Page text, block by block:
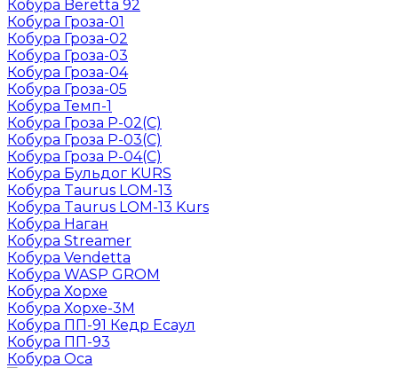
Кобура Beretta 92
Кобура Гроза-01
Кобура Гроза-02
Кобура Гроза-03
Кобура Гроза-04
Кобура Гроза-05
Кобура Темп-1
Кобура Гроза Р-02(С)
Кобура Гроза Р-03(С)
Кобура Гроза Р-04(С)
Кобура Бульдог KURS
Кобура Taurus LOM-13
Кобура Taurus LOM-13 Kurs
Кобура Наган
Кобура Streamer
Кобура Vendetta
Кобура WASP GROM
Кобура Хорхе
Кобура Хорхе-3М
Кобура ПП-91 Кедр Есаул
Кобура ПП-93
Кобура Оса